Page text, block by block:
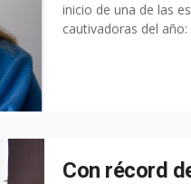
inicio de una de las
cautivadoras del
Con récord